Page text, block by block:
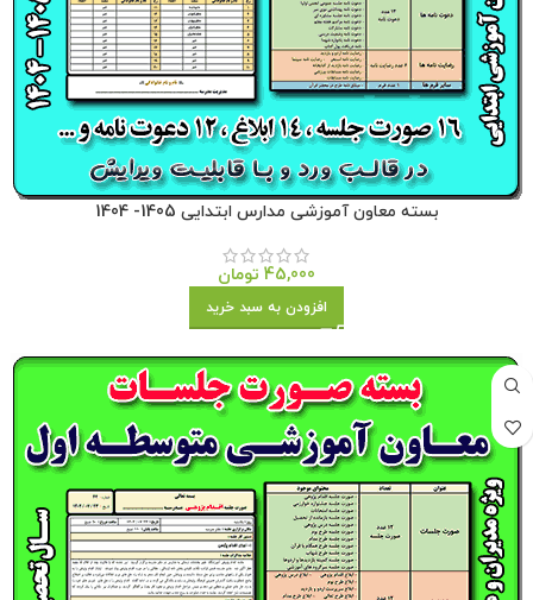
بسته معاون آموزشی مدارس ابتدایی 1405- 1404
45,000 تومان
افزودن به سبد خرید